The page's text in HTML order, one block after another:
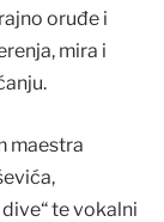
oruđe i
mira i
maestra
te vokalni